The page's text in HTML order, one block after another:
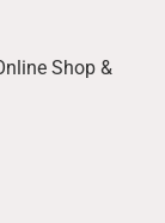
Shop &